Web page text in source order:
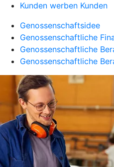
Kunden werben Kunden
Genossenschaftsidee
Genossenschaftliche
Genossenschaftliche
Genossenschaftliche